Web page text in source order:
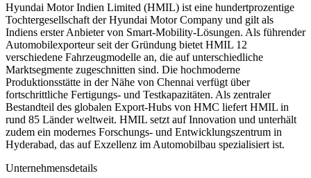
Hyundai Motor Indien Limited (HMIL) ist eine hundertprozentige
Tochtergesellschaft der Hyundai Motor Company und gilt als
Indiens erster Anbieter von Smart-Mobility-Lösungen. Als führender
Automobilexporteur seit der Gründung bietet HMIL 12
verschiedene Fahrzeugmodelle an, die auf unterschiedliche
Marktsegmente zugeschnitten sind. Die hochmoderne
Produktionsstätte in der Nähe von Chennai verfügt über
fortschrittliche Fertigungs- und Testkapazitäten. Als zentraler
Bestandteil des globalen Export-Hubs von HMC liefert HMIL in
rund 85 Länder weltweit. HMIL setzt auf Innovation und unterhält
zudem ein modernes Forschungs- und Entwicklungszentrum in
Hyderabad, das auf Exzellenz im Automobilbau spezialisiert ist.
Unternehmensdetails